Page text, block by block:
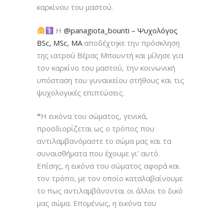
καρκίνου του μαστού.
H@panagiota_bounti – Ψυχολόγος
BSc, MSc, MAαποδέχτηκε την πρόσκληση
της ιατρού Βέρας Μπουντή και μίλησε για
τον καρκίνο του μαστού, την κοινωνική
υπόσταση του γυναικείου στήθους και τις
ψυχολογικές επιπτώσεις.
❝Η εικόνα του σώματος, γενικά,
προσδιορίζεται ως ο τρόπος που
αντιλαμβανόμαστε το σώμα μας και τα
συναισθήματα που έχουμε γι’ αυτό.
Επίσης, η εικόνα του σώματος αφορά και
τον τρόπο, με τον οποίο καταλαβαίνουμε
το πως αντιλαμβάνονται οι άλλοι το δικό
μας σώμα. Επομένως, η εικόνα του